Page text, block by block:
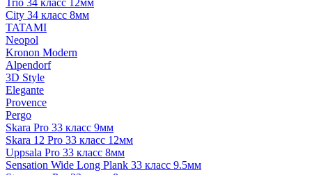
Trio 34 класс 12мм
City 34 класс 8мм
TATAMI
Neopol
Kronon Modern
Alpendorf
3D Style
Elegante
Provence
Pergo
Skara Pro 33 класс 9мм
Skara 12 Pro 33 класс 12мм
Uppsala Pro 33 класс 8мм
Sensation Wide Long Plank 33 класс 9.5мм